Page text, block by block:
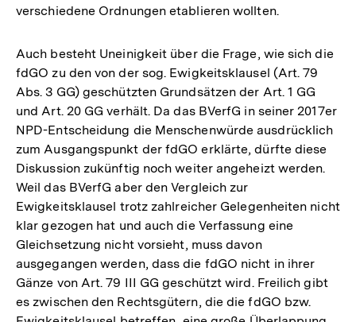
verschiedene Ordnungen etablieren wollten.
Auch besteht Uneinigkeit über die Frage, wie sich die
fdGO zu den von der sog. Ewigkeitsklausel (Art. 79
Abs. 3 GG) geschützten Grundsätzen der Art. 1 GG
und Art. 20 GG verhält. Da das BVerfG in seiner 2017er
NPD-Entscheidung die Menschenwürde ausdrücklich
zum Ausgangspunkt der fdGO erklärte, dürfte diese
Diskussion zukünftig noch weiter angeheizt werden.
Weil das BVerfG aber den Vergleich zur
Ewigkeitsklausel trotz zahlreicher Gelegenheiten nicht
klar gezogen hat und auch die Verfassung eine
Gleichsetzung nicht vorsieht, muss davon
ausgegangen werden, dass die fdGO nicht in ihrer
Gänze von Art. 79 III GG geschützt wird. Freilich gibt
es zwischen den Rechtsgütern, die die fdGO bzw.